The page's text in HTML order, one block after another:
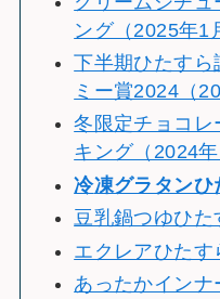
ング（2025年1
下半期ひたす
ミー賞2024（
冬限定チョコレ
キング（2024
冷凍グラタンひ
豆乳鍋つゆひ
エクレアひた
あったかインナ